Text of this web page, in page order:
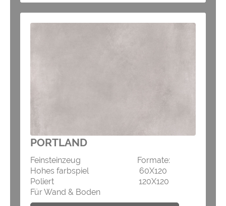
PORTLAND
Feinsteinzeug Formate:
Hohes farbspiel 60X120
Poliert 120X120
Für Wand & Boden